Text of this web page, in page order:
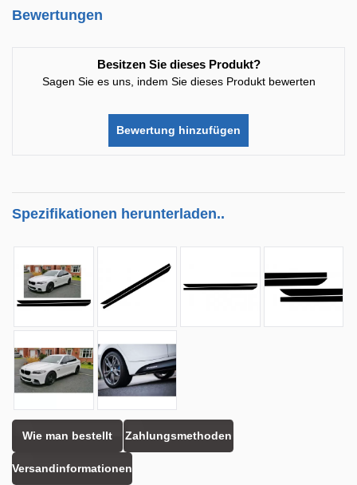
Bewertungen
Besitzen Sie dieses Produkt?
Sagen Sie es uns, indem Sie dieses Produkt bewerten
Bewertung hinzufügen
Spezifikationen herunterladen..
Wie man bestellt Zahlungsmethoden
Versandinformationen